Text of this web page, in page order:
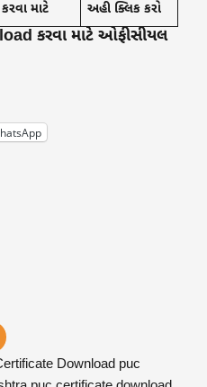
માટે અહી ક્લિક કરો
કરવા માટે ઓફીસીયલ
Download puc